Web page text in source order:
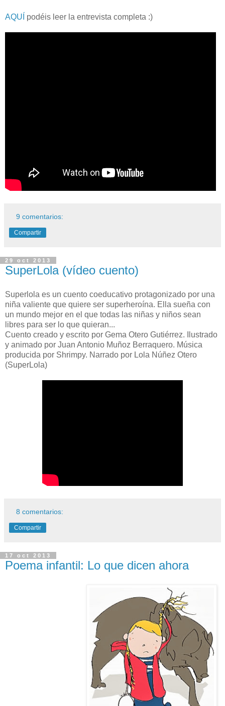
AQUÍ podéis leer la entrevista completa :)
9 comentarios:
Compartir
29 oct 2013
SuperLola (vídeo cuento)
Superlola es un cuento coeducativo protagonizado por una
niña valiente que quiere ser superheroína. Ella sueña con
un mundo mejor en el que todas las niñas y niños sean
libres para ser lo que quieran...
Cuento creado y escrito por Gema Otero Gutiérrez. Ilustrado
y animado por Juan Antonio Muñoz Berraquero. Música
producida por Shrimpy. Narrado por Lola Núñez Otero
(SuperLola)
8 comentarios:
Compartir
17 oct 2013
Poema infantil: Lo que dicen ahora